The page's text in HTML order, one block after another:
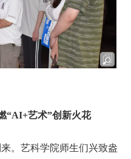
“AI+艺术”创新火花
。艺科学院师生们兴致盎